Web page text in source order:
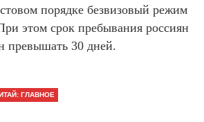
порядке безвизовый режим
этом срок пребывания россиян
превышать 30 дней.
ГЛАВНОЕ